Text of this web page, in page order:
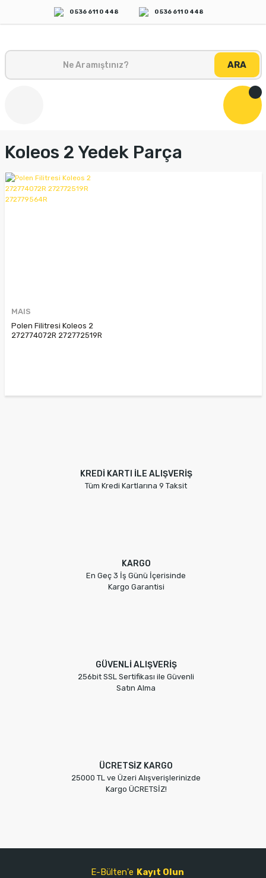
0 536 611 0 448 0 536 611 0 448
ARA
Koleos 2 Yedek Parça
MAIS
Polen Filitresi Koleos 2
272774072R 272772519R
KREDİ KARTI İLE ALIŞVERİŞ
Tüm Kredi Kartlarına 9 Taksit
KARGO
En Geç 3 İş Günü İçerisinde
Kargo Garantisi
GÜVENLİ ALIŞVERİŞ
256bit SSL Sertifikası ile Güvenli
Satın Alma
ÜCRETSİZ KARGO
25000 TL ve Üzeri Alışverişlerinizde
Kargo ÜCRETSİZ!
E-Bülten'e Kayıt Olun